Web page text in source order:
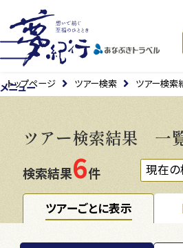
メニュー
トップページ ツアー検索 ツアー検索
ツアー検索結果 一
検索結果6件 現在
ツアーごとに表示